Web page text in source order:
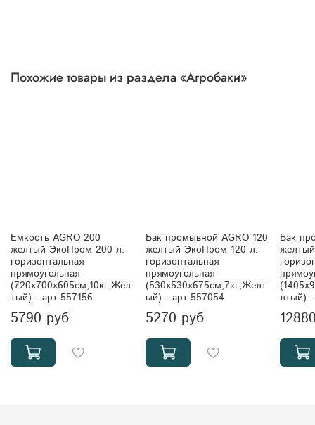
Похожие товары из раздела «Агробаки»
Емкость AGRO 200
желтый ЭкоПром 200 л.
горизонтальная
прямоугольная
(720x700x605см;10кг;Жел
тый) - арт.557156
5790 руб
Бак промывной AGRO 120
желтый ЭкоПром 120 л.
горизонтальная
прямоугольная
(530x530x675см;7кг;Желт
ый) - арт.557054
5270 руб
Бак
лтый)